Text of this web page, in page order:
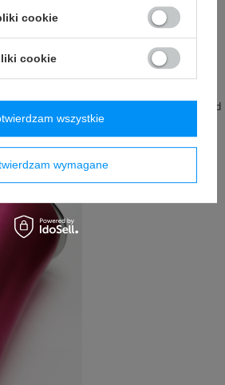
z polikarbonu; tworzywa odpornego na
zapachów ani smaków (polikarbon jest
do produkcji pojemników).
gdy biegniesz na spotkanie i nie chcesz
kawy. Chroni przed rozchlapaniem (ale nie
ale dopełniający całości. Dzięki niemu spód
a kubek odkłada się na stół z miłym i
cookie
cookie
wymagane
wszystkie